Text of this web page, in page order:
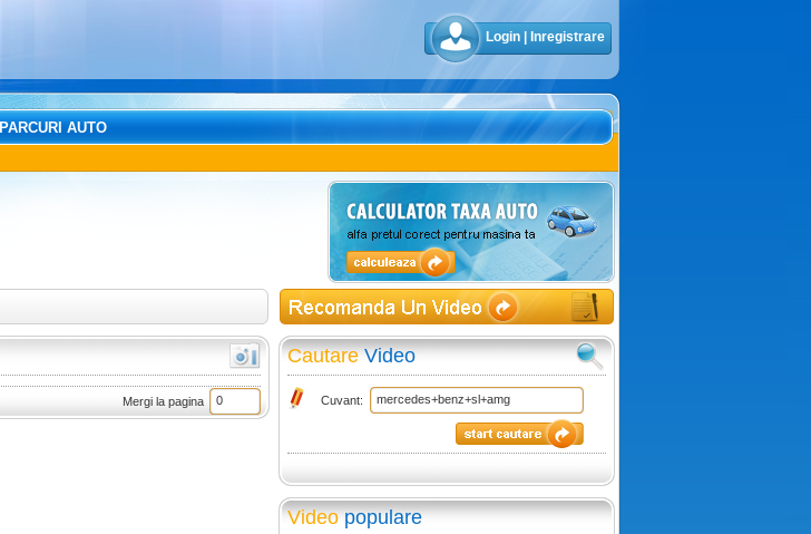
Login Inregistrare
PARCURI AUTO
Mergi la pagina
CautareVideo
Cuvant:
Videopopulare